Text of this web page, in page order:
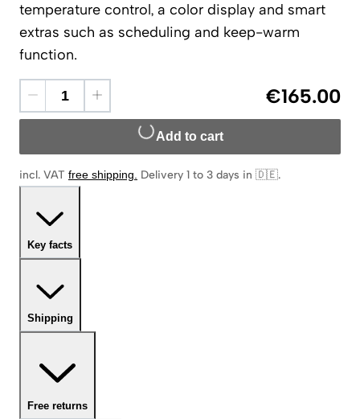
temperature control, a color display and smart
extras such as scheduling and keep-warm
function.
€165.00
Add to cart
incl. VAT free shipping Delivery 1 to 3 days in 🇩🇪.
Key facts
Shipping
Free returns